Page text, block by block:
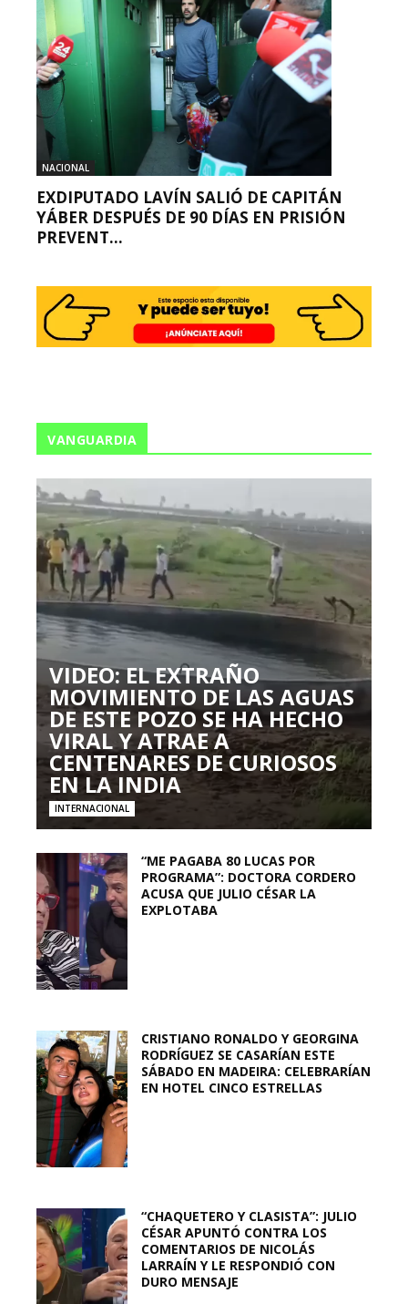
NACIONAL
EXDIPUTADO LAVÍN SALIÓ DE CAPITÁN
YÁBER DESPUÉS DE 90 DÍAS EN PRISIÓN
PREVENT...
VANGUARDIA
VIDEO: EL EXTRAÑO
MOVIMIENTO DE LAS AGUAS
DE ESTE POZO SE HA HECHO
VIRAL Y ATRAE A
CENTENARES DE CURIOSOS
EN LA INDIA
INTERNACIONAL
“ME PAGABA 80 LUCAS POR
PROGRAMA”: DOCTORA CORDERO
ACUSA QUE JULIO CÉSAR LA
EXPLOTABA
CRISTIANO RONALDO Y GEORGINA
RODRÍGUEZ SE CASARÍAN ESTE
SÁBADO EN MADEIRA: CELEBRARÍAN
EN HOTEL CINCO ESTRELLAS
“CHAQUETERO Y CLASISTA”: JULIO
CÉSAR APUNTÓ CONTRA LOS
COMENTARIOS DE NICOLÁS
LARRAÍN Y LE RESPONDIÓ CON
DURO MENSAJE